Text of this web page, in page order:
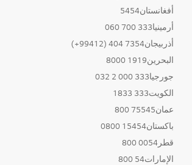
أفغانستان5454
أرمينيا333 700 060
أذربيجان7354 404 (99412+)
البحرين1919 8000
جورجيا333 000 2 032
الكويت333 1833
عمان75545 800
باكستان15454 0800
قطر0054 800
الإمارات54 800